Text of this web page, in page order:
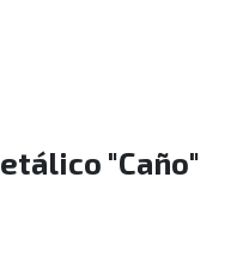
"Caño"